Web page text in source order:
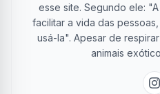
esse site. Segundo ele:
facilitar a vida das
usá-la". Apesar de
animais